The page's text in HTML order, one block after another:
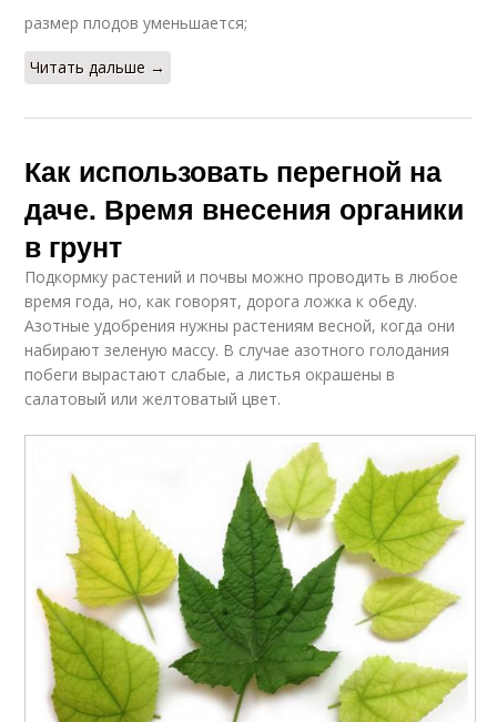
размер плодов уменьшается;
Читать дальше →
Как использовать перегной на
даче. Время внесения органики
в грунт
Подкормку растений и почвы можно проводить в любое
время года, но, как говорят, дорога ложка к обеду.
Азотные удобрения нужны растениям весной, когда они
набирают зеленую массу. В случае азотного голодания
побеги вырастают слабые, а листья окрашены в
салатовый или желтоватый цвет.